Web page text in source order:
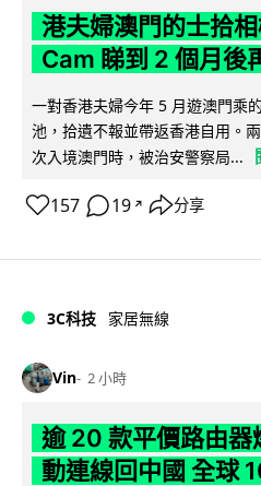
港夫婦澳門的士拾
Cam 睇到 2 個月後
一對香港夫婦今年 5 月遊澳門乘
池，拾遺不報並帶返香港自用。
次入境澳門時，被治安警察局...
157 19 ↗ 分享
3C科技 家居無線
Vin 2 小時
逾 20 款平價路由器
動連線回中國 全球